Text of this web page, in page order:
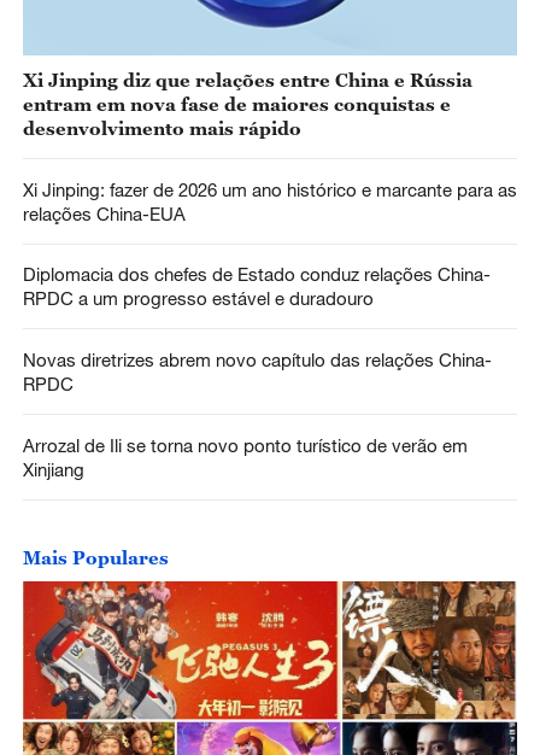
Xi Jinping diz que relações entre China e Rússia
entram em nova fase de maiores conquistas e
desenvolvimento mais rápido
Xi Jinping: fazer de 2026 um ano histórico e marcante para as
relações China-EUA
Diplomacia dos chefes de Estado conduz relações China-
RPDC a um progresso estável e duradouro
Novas diretrizes abrem novo capítulo das relações China-
RPDC
Arrozal de Ili se torna novo ponto turístico de verão em
Xinjiang
Mais Populares